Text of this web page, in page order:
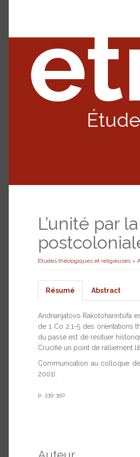
L’unité par
Études théologiques et religieuses >
Résumé Abstract
Andrianjatovo Rakotoharintsifa
de 1 Co 2,1-5 des orientations
du passé est de resituer
Crucifié un point de ralliement
Communication au colloque
2001).
p. 339-350